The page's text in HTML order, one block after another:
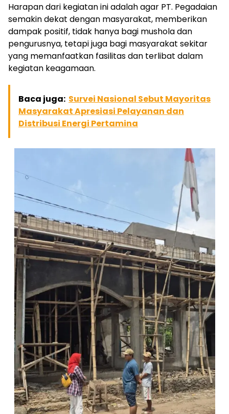
Harapan dari kegiatan ini adalah agar PT. Pegadaian
semakin dekat dengan masyarakat, memberikan
dampak positif, tidak hanya bagi mushola dan
pengurusnya, tetapi juga bagi masyarakat sekitar
yang memanfaatkan fasilitas dan terlibat dalam
kegiatan keagamaan.
Baca juga: Survei Nasional Sebut Mayoritas
Masyarakat Apresiasi Pelayanan dan
Distribusi Energi Pertamina